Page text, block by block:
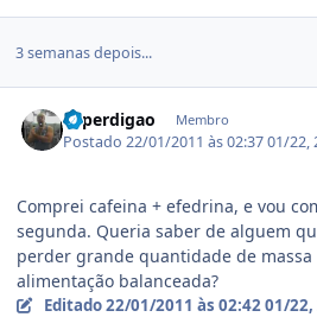
3 semanas depois...
bcperdigao Membro
Postado22/01/2011 às 02:3701/22,
Comprei cafeina + efedrina, e vou
segunda. Queria saber de alguem
perder grande quantidade de massa
alimentação balanceada?
Editado22/01/2011 às 02:42 01/22,